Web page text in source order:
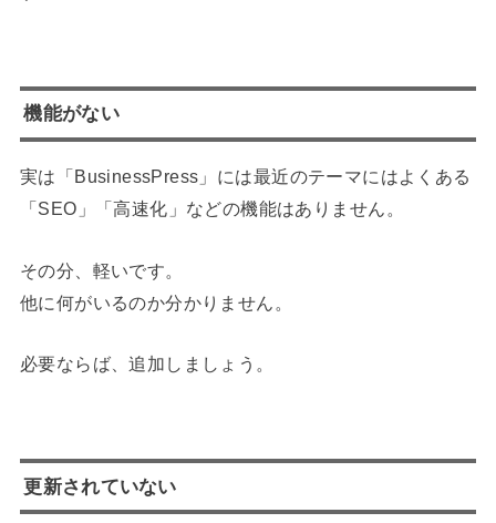
機能がない
実は「BusinessPress」には最近のテーマにはよくある
「SEO」「高速化」などの機能はありません。
その分、軽いです。
他に何がいるのか分かりません。
必要ならば、追加しましょう。
更新されていない